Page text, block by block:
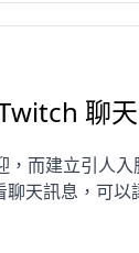
聊
而建立引人
天訊息，可